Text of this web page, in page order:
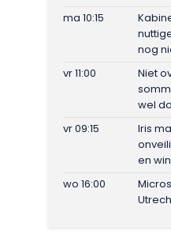
ma 10:15
nog
vr 11:00
Niet
wel
vr 09:15
Iris
en
wo 16:00